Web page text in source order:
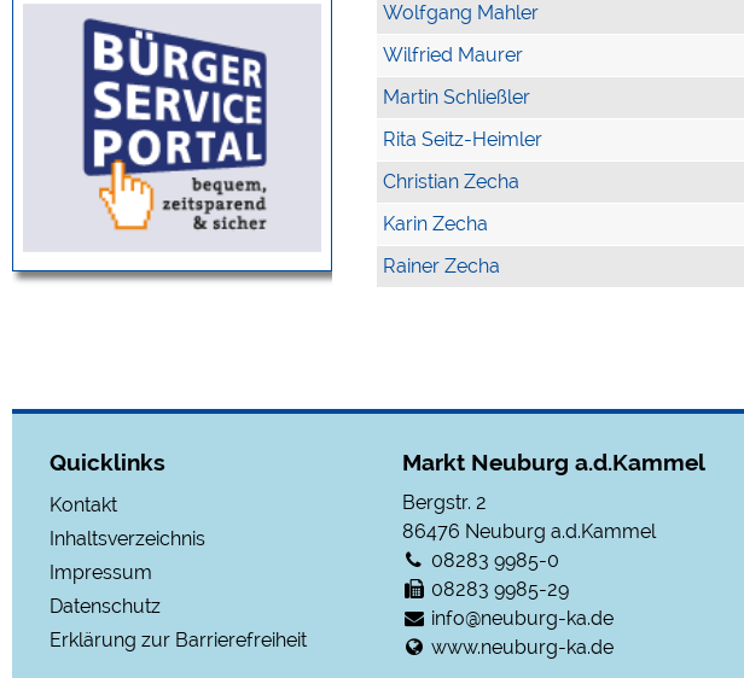
Wolfgang Mahler
Wilfried Maurer
Martin Schließler
Rita Seitz-Heimler
Christian Zecha
Karin Zecha
Rainer Zecha
Quicklinks
Kontakt
Inhaltsverzeichnis
Impressum
Datenschutz
Erklärung zur Barrierefreiheit
Markt Neuburg a.d.Kammel
Bergstr. 2
86476 Neuburg a.d.Kammel
08283 9985-0
08283 9985-29
info@neuburg-ka.de
www.neuburg-ka.de